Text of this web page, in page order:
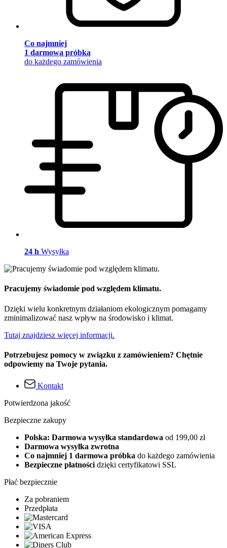
Co najmniej
1 darmowa próbka
do każdego zamówienia
24 h Wysyłka
Pracujemy świadomie pod względem klimatu.
Dzięki wielu konkretnym działaniom ekologicznym pomagamy
zminimalizować nasz wpływ na środowisko i klimat.
Tutaj znajdziesz więcej informacji.
Potrzebujesz pomocy w związku z zamówieniem? Chętnie
odpowiemy na Twoje pytania.
Kontakt
Potwierdzona jakość
Bezpieczne zakupy
Polska: Darmowa wysyłka standardowa od 199,00 zł
Darmowa wysyłka zwrotna
Co najmniej 1 darmowa próbka do każdego zamówienia
Bezpieczne płatności dzięki certyfikatowi SSL
Płać bezpiecznie
Za pobraniem
Przedpłata